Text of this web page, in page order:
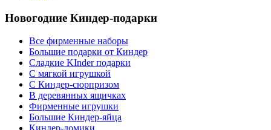
Новогодние Киндер-подарки
Все фирменные наборы
Большие подарки от Киндер
Сладкие KInder подарки
С мягкой игрушкой
С Киндер-сюрпризом
В деревянных ящичках
Фирменные игрушки
Большие Киндер-яйца